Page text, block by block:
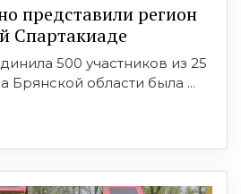
представили регион
Спартакиаде
500 участников из 25
Брянской области была ...